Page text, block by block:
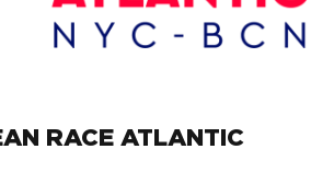
RACE ATLANTIC